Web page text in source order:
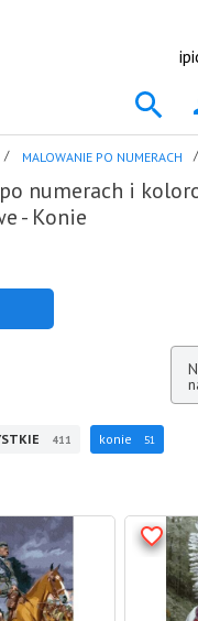
MALOWANIE PO NUMERACH
numerach i
- Konie
411 konie 51